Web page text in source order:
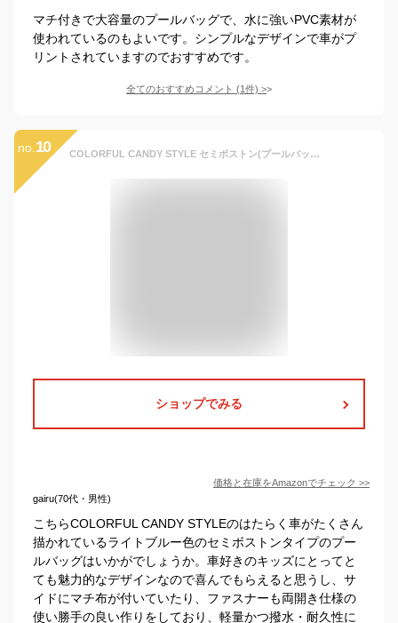
マチ付きで大容量のプールバッグで、水に強いPVC素材が
使われているのもよいです。シンプルなデザインで車がプ
リントされていますのでおすすめです。
全てのおすすめコメント (1件) >
no. 10 COLORFUL CANDY STYLE セミボストン(プールバッグ) 撥水・軽量タイプ アクセル全開はたらく車(ライトブルー) はっ水 軽量 汚れにくい シワ防止 男の子 NP500800
ショップでみる
価格と在庫をAmazonでチェック >>
gairu(70代・男性)
こちらCOLORFUL CANDY STYLEのはたらく車がたくさん
描かれているライトブルー色のセミボストンタイプのプー
ルバッグはいかがでしょうか。車好きのキッズにとってと
ても魅力的なデザインなので喜んでもらえると思うし、サ
イドにマチ布が付いていたり、ファスナーも両開き仕様の
使い勝手の良い作りをしており、軽量かつ撥水・耐久性に